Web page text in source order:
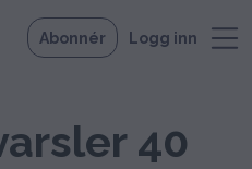
Abonnér Logg inn
40